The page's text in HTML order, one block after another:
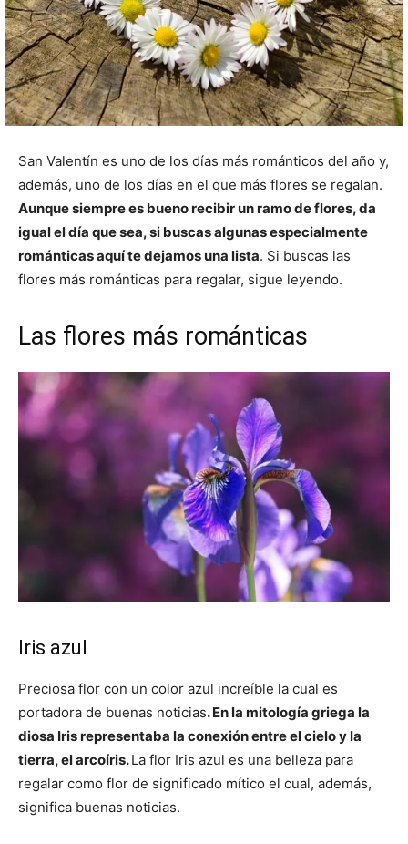
San Valentín es uno de los días más románticos del año y,
además, uno de los días en el que más flores se regalan.
Aunque siempre es bueno recibir un ramo de flores, da
igual el día que sea, si buscas algunas especialmente
románticas aquí te dejamos una lista. Si buscas las
flores más románticas para regalar, sigue leyendo.
Las flores más románticas
Iris azul
Preciosa flor con un color azul increíble la cual es
portadora de buenas noticias. En la mitología griega la
diosa Iris representaba la conexión entre el cielo y la
tierra, el arcoíris.La flor Iris azul es una belleza para
regalar como flor de significado mítico el cual, además,
significa buenas noticias.